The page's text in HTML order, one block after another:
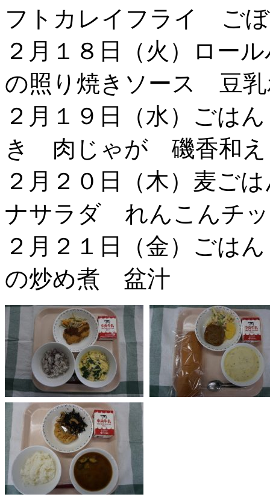
フトカレイフライ ご
２月１８日（火）ロ
の照り焼きソース 豆
２月１９日（水）ご
き 肉じゃが 磯香和え
２月２０日（木）麦
ナサラダ れんこんチ
２月２１日（金）ご
の炒め煮 盆汁